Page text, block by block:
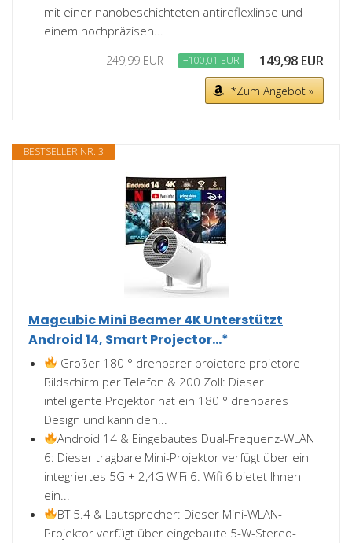
mit einer nanobeschichteten antireflexlinse und
einem hochpräzisen...
249,99 EUR −100,01 EUR 149,98 EUR
*Zum Angebot »
BESTSELLER NR. 3
Magcubic Mini Beamer 4K Unterstützt
Android 14, Smart Projector...*
Großer 180 ° drehbarer proietore proietore
Bildschirm per Telefon & 200 Zoll: Dieser
intelligente Projektor hat ein 180 ° drehbares
Design und kann den...
Android 14 & Eingebautes Dual-Frequenz-WLAN
6: Dieser tragbare Mini-Projektor verfügt über ein
integriertes 5G + 2,4G WiFi 6. Wifi 6 bietet Ihnen
ein...
BT 5.4 & Lautsprecher: Dieser Mini-WLAN-
Projektor verfügt über eingebaute 5-W-Stereo-